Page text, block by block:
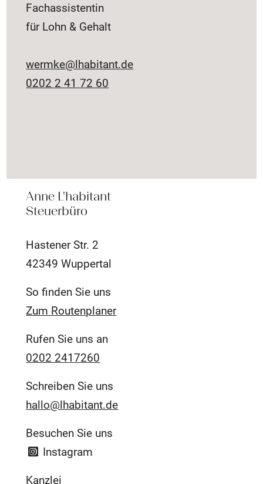
Fachassistentin
für Lohn & Gehalt
wermke@lhabitant.de
0202 2 41 72 60
Anne L'habitant
Steuerbüro
Hastener Str. 2
42349 Wuppertal
So finden Sie uns
Zum Routenplaner
Rufen Sie uns an
0202 2417260
Schreiben Sie uns
hallo@lhabitant.de
Besuchen Sie uns
Instagram
Kanzlei